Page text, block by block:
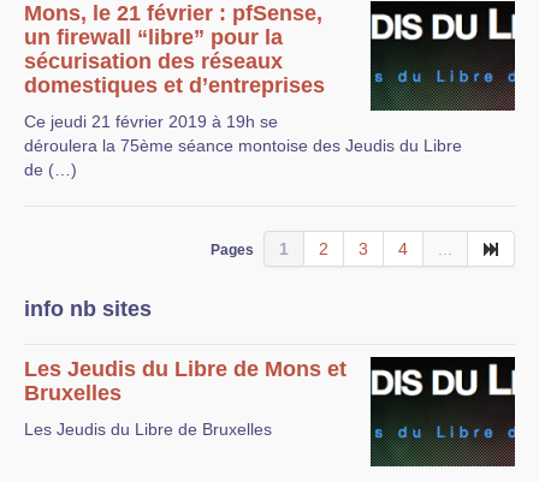
Mons, le 21 février : pfSense,
un firewall “libre” pour la
sécurisation des réseaux
domestiques et d’entreprises
Ce jeudi 21 février 2019 à 19h se
déroulera la 75ème séance montoise des Jeudis du Libre
de (…)
Pages 1 2 3 4
info nb sites
Les Jeudis du Libre de Mons et
Bruxelles
Les Jeudis du Libre de Bruxelles